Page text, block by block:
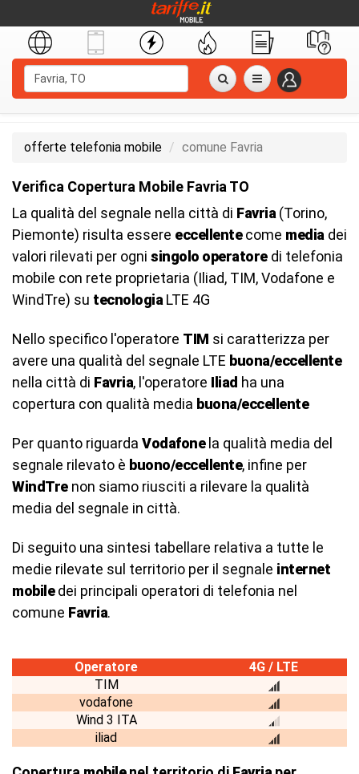
offerte telefonia mobile comune Favria
Verifica Copertura Mobile Favria TO
La qualità del segnale nella città di Favria (Torino,
Piemonte) risulta essere eccellentecome media dei
valori rilevati per ogni singolo operatoredi telefonia
mobile con rete proprietaria (Iliad, TIM, Vodafone e
WindTre) su tecnologia LTE 4G
Nello specifico l'operatore TIM si caratterizza per
avere una qualità del segnale LTE buona/eccellente
nella città di Favria, l'operatore Iliad ha una
copertura con qualità media buona/eccellente
Per quanto riguarda Vodafonela qualità media del
segnale rilevato è buono/eccellente, infine per
WindTrenon siamo riusciti a rilevare la qualità
media del segnale in città.
Di seguito una sintesi tabellare relativa a tutte le
medie rilevate sul territorio per il segnale internet
mobiledei principali operatori di telefonia nel
comune Favria.
Operatore
4G / LTE
TIM
vodafone
Wind 3 ITA
iliad